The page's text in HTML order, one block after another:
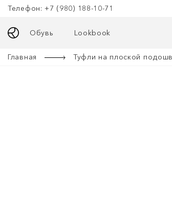
Телефон: +7 (980) 188-10-71
Обувь Lookbook
Главная Туфли на плоской